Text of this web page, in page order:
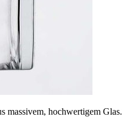
massivem, hochwertigem Glas.